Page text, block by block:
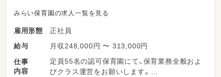
みらい保育園の求人一覧を見る
雇用形態
正社員
給与
月収248,000円 〜 313,000円
仕事
内容
定員55名の認可保育園にて、保育業務全般およ
びクラス運営をお願いします。